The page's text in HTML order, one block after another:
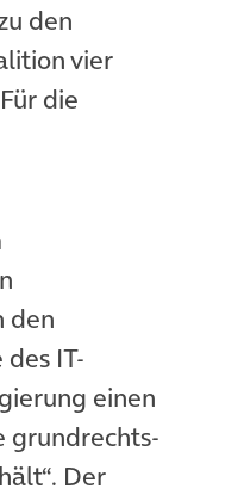
den
vier
die
in neuem Tab)
den
IT-
einen
grundrechts-
Der